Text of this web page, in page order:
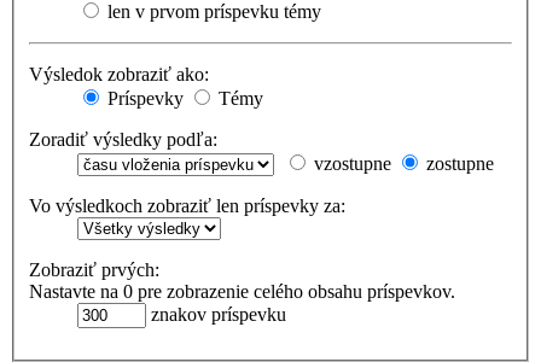
len v prvom príspevku témy
Výsledok zobraziť ako:
Príspevky
Témy
Zoradiť výsledky podľa:
vzostupne
zostupne
Vo výsledkoch zobraziť len príspevky za:
Zobraziť prvých:
Nastavte na 0 pre zobrazenie celého obsahu príspevkov.
znakov príspevku